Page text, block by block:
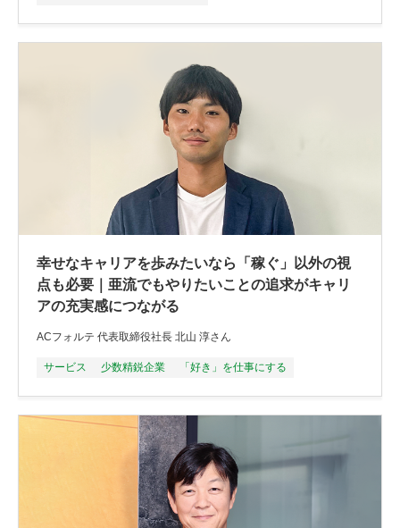
幸せなキャリアを歩みたいなら「稼ぐ」以外の視
点も必要｜亜流でもやりたいことの追求がキャリ
アの充実感につながる
ACフォルテ 代表取締役社長 北山 淳さん
サービス 少数精鋭企業 「好き」を仕事にする